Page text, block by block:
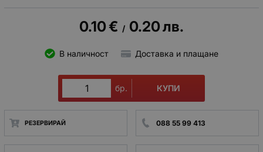
0.10€ / 0.20лв.
В наличност Доставка и плащане
бр. КУПИ
РЕЗЕРВИРАЙ 088 55 99 413